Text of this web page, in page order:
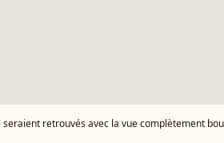
économique et le respect de tous. Exclusif - Le chanteur Renaud (Séchan) en dédicace à l'occasion de la sortie de "Renaud le livre" signé Erwan L'Eléouet et